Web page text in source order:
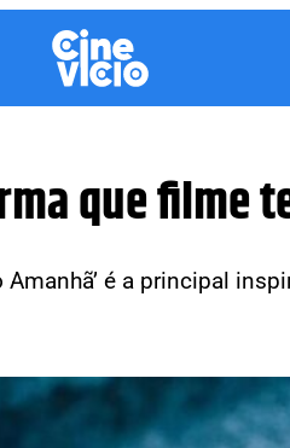
que filme
é a principal